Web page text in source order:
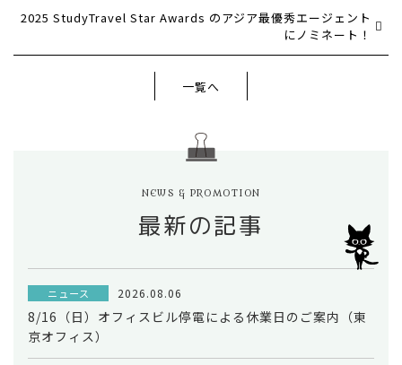
一覧へ
2025 StudyTravel Star Awards のアジア最優秀エージェント
にノミネート！
NEWS & PROMOTION
最新の記事
ニュース 2026.08.06
8/16（日）オフィスビル停電による休業日のご案内（東
京オフィス）